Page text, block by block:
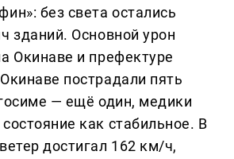
без света остались
зданий. Основной урон
Окинаве и префектуре
пострадали пять
— ещё один, медики
как стабильное. В
достигал 162 км/ч,